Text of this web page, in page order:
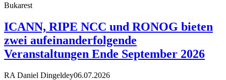
Bukarest
ICANN, RIPE NCC und RONOG bieten
zwei aufeinanderfolgende
Veranstaltungen Ende September 2026
RA Daniel Dingeldey06.07.2026